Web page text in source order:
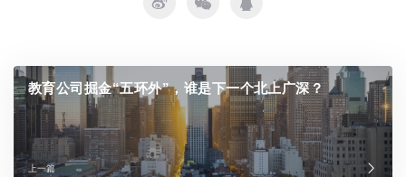
教育公司掘金“五环外”，谁是下一个北上广深？
上一篇